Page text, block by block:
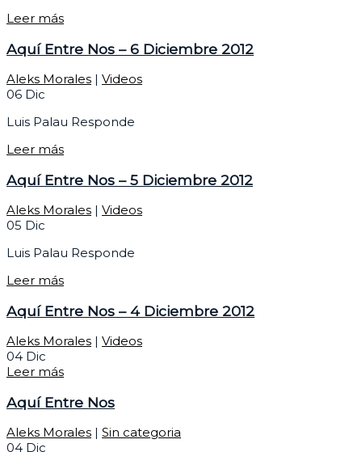
Leer más
Aquí Entre Nos – 6 Diciembre 2012
Aleks Morales | Videos
06 Dic
Luis Palau Responde
Leer más
Aquí Entre Nos – 5 Diciembre 2012
Aleks Morales | Videos
05 Dic
Luis Palau Responde
Leer más
Aquí Entre Nos – 4 Diciembre 2012
Aleks Morales | Videos
04 Dic
Leer más
Aquí Entre Nos
Aleks Morales | Sin categoria
04 Dic